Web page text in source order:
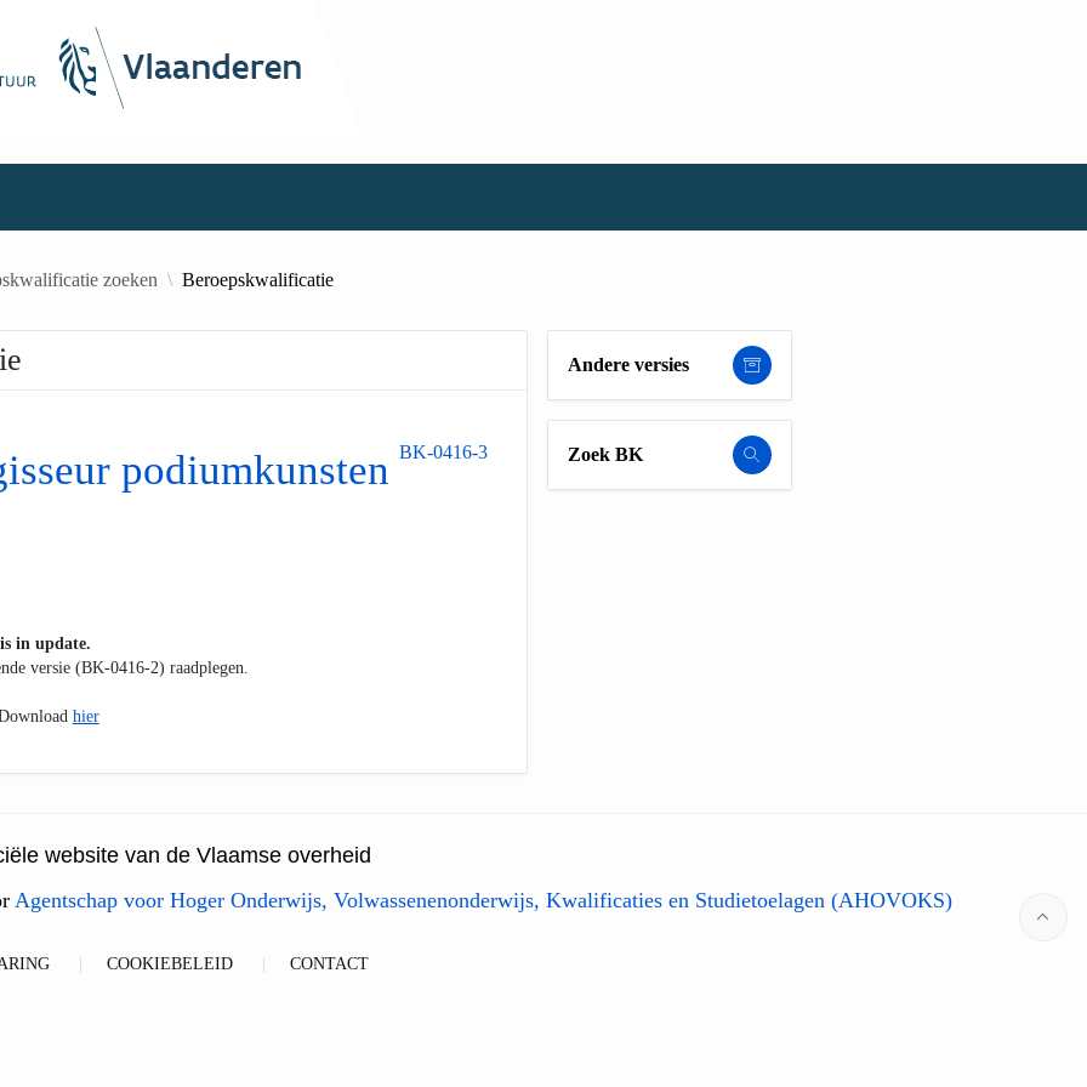
zoeken Beroepskwalificatie
podiumkunsten BK-0416-3
in update.
versie (BK-0416-2) raadplegen.
hier
Andere versies
Zoek BK
website van de Vlaamse overheid
Agentschap voor Hoger Onderwijs, Volwassenenonderwijs, Kwalificaties en Studietoelagen (AHOVOKS)
COOKIEBELEID CONTACT